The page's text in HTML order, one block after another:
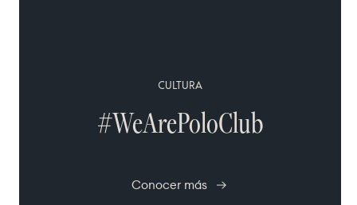
CULTURA
#WeArePoloClub
Conocer más